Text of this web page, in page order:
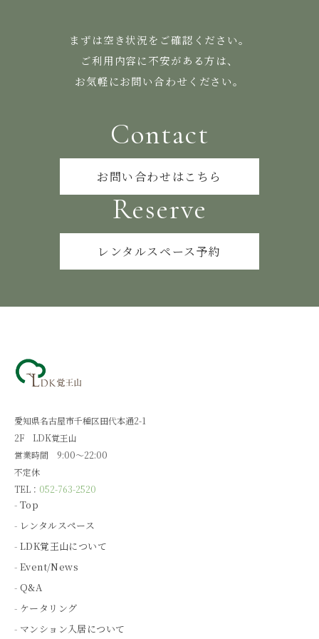
まずは空き状況をご確認ください。
ご利用内容に不安がある方は、
お気軽にお問い合わせください。
Contact
お問い合わせはこちら
Reserve
レンタルスペース予約
愛知県名古屋市千種区田代本通2-1
2F LDK覚王山
営業時間 9:00～22:00
不定休
TEL： 052-763-2520
Top
レンタルスペース
LDK覚王山について
Event/News
Q&A
ケータリング
マンション入居について